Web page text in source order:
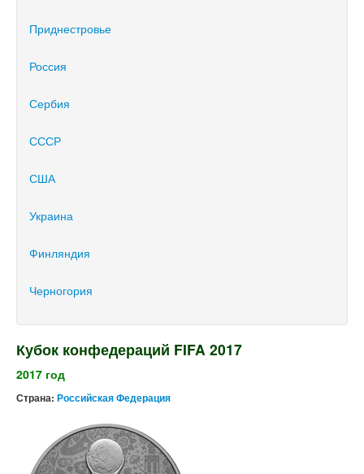
Приднестровье
Россия
Сербия
СССР
США
Украина
Финляндия
Черногория
Кубок конфедераций FIFA 2017
2017 год
Страна: Российская Федерация